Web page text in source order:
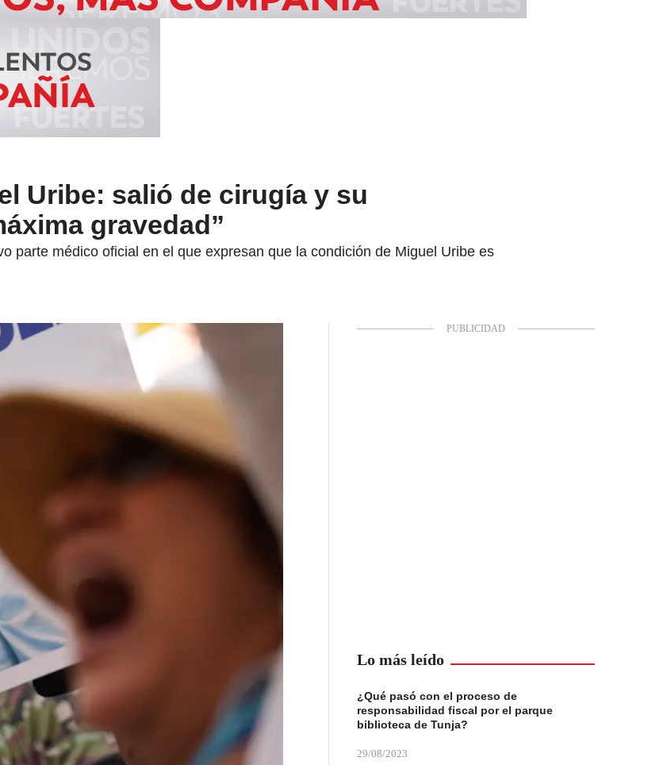
Uribe: salió de cirugía y su
gravedad”
parte médico oficial en el que expresan que la condición de Miguel Uribe es
Lo más leído
¿Qué pasó con el proceso de
responsabilidad fiscal por el parque
biblioteca de Tunja?
29/08/2023